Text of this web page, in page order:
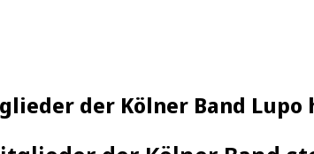
der Kölner Band